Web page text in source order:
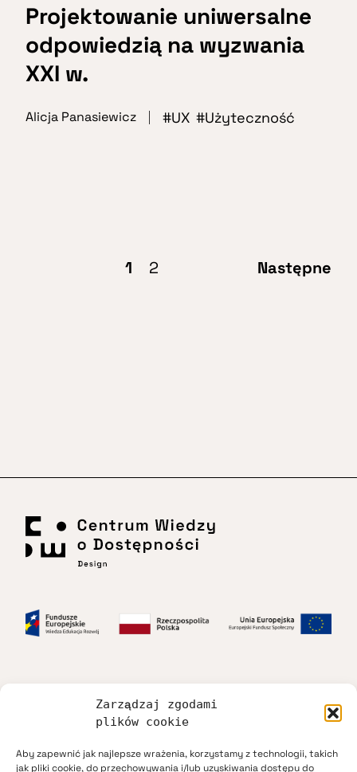
Zarządzaj zgodami
plików cookie
Aby zapewnić jak najlepsze wrażenia, korzystamy z technologii, takich
jak pliki cookie, do przechowywania i/lub uzyskiwania dostępu do
Projektowanie uniwersalne
odpowiedzią na wyzwania
XXI w.
Alicja Panasiewicz UX Użyteczność
1 2 Następne
Dostępność
Regulamin